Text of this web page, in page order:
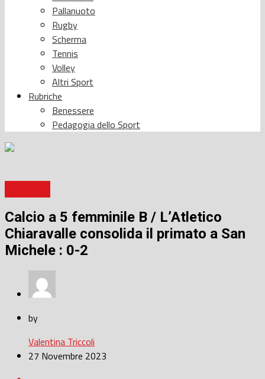
Pallanuoto
Rugby
Scherma
Tennis
Volley
Altri Sport
Rubriche
Benessere
Pedagogia dello Sport
Calcio a 5 femminile B / L’Atletico
Chiaravalle consolida il primato a San
Michele : 0-2
by
Valentina Triccoli
27 Novembre 2023